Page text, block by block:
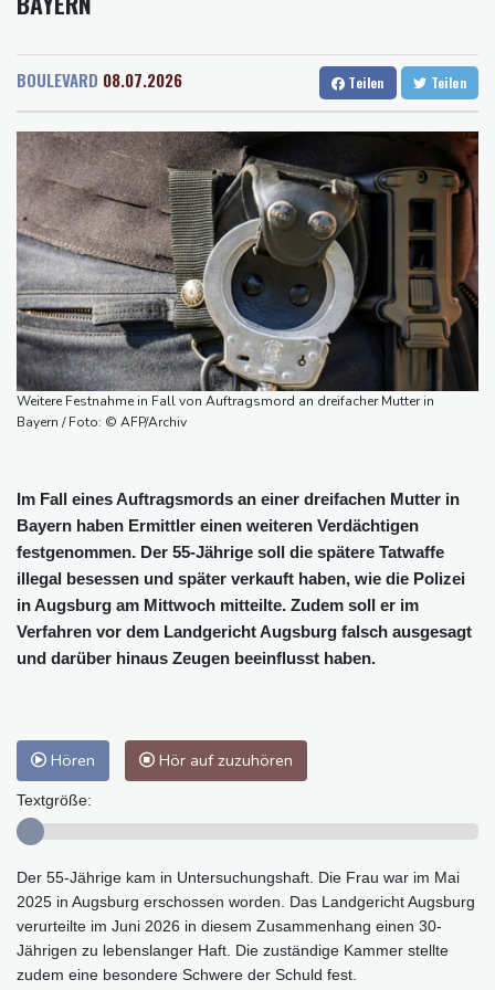
Rostock
Salzburg
23 °C
Größer als alle bisherigen US-Anlagen: Amazon finanziert für
Nächste Pleite im Leagues Cup für Müller und Vancouver
Nowotny sieht Klopp als mögliche Stütze im Jugendbereich
Bayer-Boss Carro: "Wir wollen Titel gewinnen"
Bericht: EU importiert wieder mehr Flüssiggas aus Russland
Militärverwaltung: Mindestens drei Tote durch russische Angriffe
in Region Kiew
BOULEVARD 08.07.2026 Teilen Teilen
Weitere Festnahme in Fall von Auftragsmord an dreifacher Mutter in
Bayern / Foto: © AFP/Archiv
Im Fall eines Auftragsmords an einer dreifachen Mutter in
Bayern haben Ermittler einen weiteren Verdächtigen
festgenommen. Der 55-Jährige soll die spätere Tatwaffe
illegal besessen und später verkauft haben, wie die Polizei
in Augsburg am Mittwoch mitteilte. Zudem soll er im
Verfahren vor dem Landgericht Augsburg falsch ausgesagt
und darüber hinaus Zeugen beeinflusst haben.
Hören Hör auf zuzuhören
Textgröße:
Der 55-Jährige kam in Untersuchungshaft. Die Frau war im Mai
2025 in Augsburg erschossen worden. Das Landgericht Augsburg
verurteilte im Juni 2026 in diesem Zusammenhang einen 30-
Jährigen zu lebenslanger Haft. Die zuständige Kammer stellte
zudem eine besondere Schwere der Schuld fest.